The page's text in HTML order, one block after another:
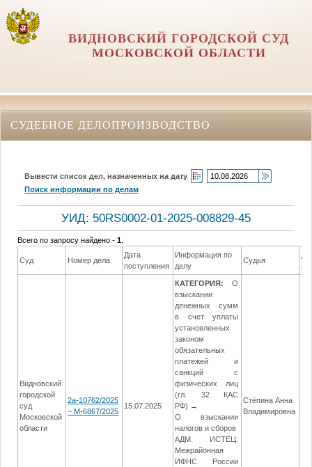
ВИДНОВСКИЙ ГОРОДСКОЙ СУД
МОСКОВСКОЙ ОБЛАСТИ
СУДЕБНОЕ ДЕЛОПРОИЗВОДСТВО
Вывести список дел, назначенных на дату
Поиск информации по делам
УИД: 50RS0002-01-2025-008829-45
Всего по запросу найдено -1
Суд Номер дела
Дата
поступления
Информация по
делу
Судья
Видновский
городской
суд
Московской
области
2а-10762/2025
~ М-6867/2025
15.07.2025
КАТЕГОРИЯ:
О
взыскании
денежных сумм
в счет уплаты
установленных
законом
обязательных
платежей и
санкций с
физических лиц
(гл. 32 КАС
РФ) →
О взыскании
налогов и сборов
АДМ. ИСТЕЦ:
Межрайонная
ИФНС России
Стёпина Анна
Владимировна